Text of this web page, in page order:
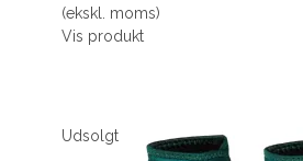
(ekskl. moms)
Vis produkt
Udsolgt